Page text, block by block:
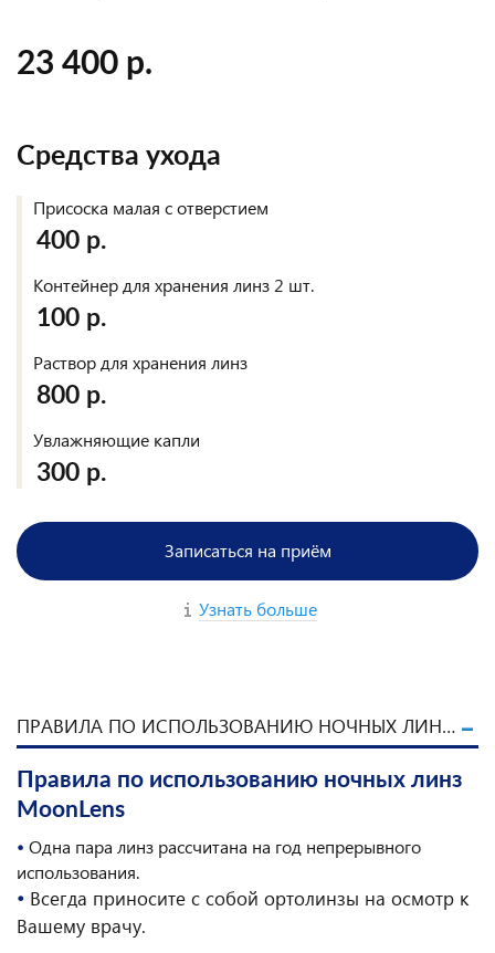
23 400 р.
Средства ухода
Присоска малая с отверстием
400 р.
Контейнер для хранения линз 2 шт.
100 р.
Раствор для хранения линз
800 р.
Увлажняющие капли
300 р.
Записаться на приём
Узнать больше
ПРАВИЛА ПО ИСПОЛЬЗОВАНИЮ НОЧНЫХ ЛИНЗ MOONLENS
Правила по использованию ночных линз
MoonLens
• Одна пара линз рассчитана на год непрерывного
использования.
• Всегда приносите с собой ортолинзы на осмотр к
Вашему врачу.